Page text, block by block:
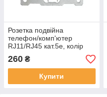
Розетка подвійна
телефон/комп'ютер
RJ11/RJ45 кат.5e, колір
260 ₴
Купити